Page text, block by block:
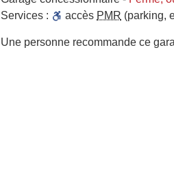
Services :
accès PMR (parking,
Une personne recommande ce